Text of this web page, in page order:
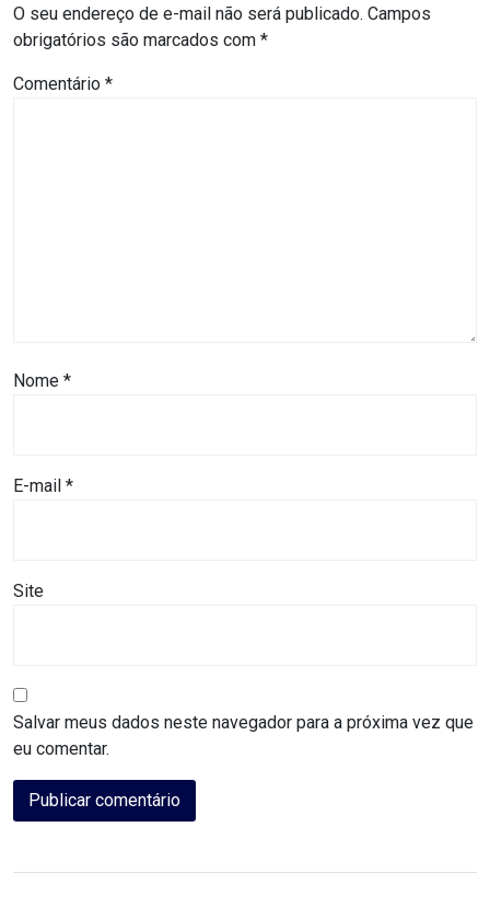
CÂMARA
DE
NATAL
MACAU
DE
CARNAVAL
DE
MACAU
O seu endereço de e-mail não será publicado. Campos
obrigatórios são marcados com *
Comentário *
Nome *
E-mail *
Site
Salvar meus dados neste navegador para a próxima vez que
eu comentar.